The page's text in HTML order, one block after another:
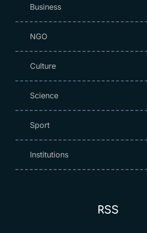
Business
NGO
Culture
Science
Sport
Institutions
RSS